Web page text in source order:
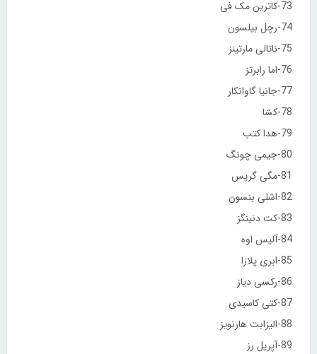
73-کاترین مک فی
74-رچل بیلسون
75-ناتالی مارتینز
76-اما رابرتز
77-جانیا گاوانکار
78-کشا
79-هدا کتب
80-جیمی چونگ
81-مگی گریس
82-اشلی بنسون
83-کت دنینگز
84-آلیس اوه
85-ابری پلازا
86-رکسی دیاز
87-کتی کاسیدی
88-الیزابت هارنویز
89-آپریل رز